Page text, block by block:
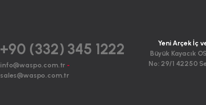
+90 (332) 345 1222
info@waspo.com.tr -
sales@waspo.com.tr
Yeni Arçek İç
Büyük Kayacık
No: 29/1 42250